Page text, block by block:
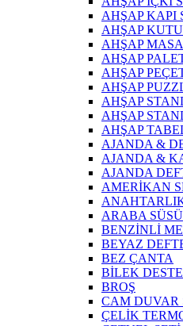
AHŞAP KAPI
AHŞAP
AHŞAP
AHŞAP
AHŞAP
AHŞAP
AHŞAP
AHŞAP
AHŞAP
AJANDA &
AJANDA &
AJANDA
AMERİKAN
ARABA SÜSÜ
BENZİNLİ
BEYAZ
BEZ ÇANTA
BİLEK
BROŞ
CAM DUVAR
ÇELİK